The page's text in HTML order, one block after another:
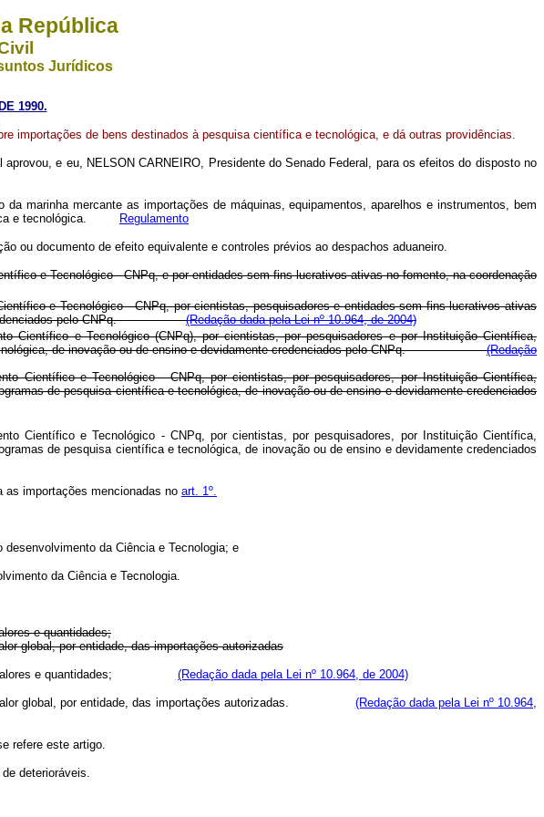
República
Jurídicos
1990.
importações de bens destinados à pesquisa científica e tecnológica, e dá outras providências.
e eu, NELSON CARNEIRO, Presidente do Senado Federal, para os efeitos do disposto no
marinha mercante as importações de máquinas, equipamentos, aparelhos e instrumentos, bem
e tecnológica.
Regulamento
ou documento de efeito equivalente e controles prévios ao despachos aduaneiro.
e Tecnológico - CNPq, e por entidades sem fins lucrativos ativas no fomento, na coordenação
e Tecnológico - CNPq, por cientistas, pesquisadores e entidades sem fins lucrativos ativas
credenciados pelo CNPq.(Redação dada pela Lei nº 10.964, de 2004)
Científico e Tecnológico (CNPq), por cientistas, por pesquisadores e por Instituição Científica,
e tecnológica, de inovação ou de ensino e devidamente credenciados pelo CNPq.(Redação
Científico e Tecnológico - CNPq, por cientistas, por pesquisadores, por Instituição Científica,
de pesquisa científica e tecnológica, de inovação ou de ensino e devidamente credenciados
Científico e Tecnológico - CNPq, por cientistas, por pesquisadores, por Instituição Científica,
de pesquisa científica e tecnológica, de inovação ou de ensino e devidamente credenciados
as importações mencionadas no art. 1º.
da Ciência e Tecnologia; e
da Ciência e Tecnologia.
e quantidades;
global, por entidade, das importações autorizadas
valores e quantidades; (Redação dada pela Lei nº 10.964, de 2004)
e o valor global, por entidade, das importações autorizadas. (Redação dada pela Lei nº 10.964,
refere este artigo.
deterioráveis.